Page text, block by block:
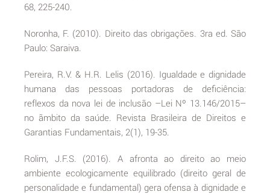
68, 225-240.
Noronha, F. (2010). Direito das obrigações. 3ra ed. São
Paulo: Saraiva.
Pereira, R.V. & H.R. Lelis (2016). Igualdade e dignidade
humana das pessoas portadoras de deficiência:
reflexos da nova lei de inclusão –Lei Nº 13.146/2015–
no ãmbito da saúde. Revista Brasileira de Direitos e
Garantias Fundamentais, 2(1), 19-35.
Rolim, J.F.S. (2016). A afronta ao direito ao meio
ambiente ecologicamente equilibrado (direito geral de
personalidade e fundamental) gera ofensa à dignidade e